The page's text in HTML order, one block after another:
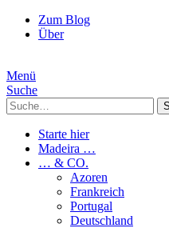
Zum Blog
Über
Menü
Suche
Suche
Starte hier
Madeira …
… & CO.
Azoren
Frankreich
Portugal
Deutschland